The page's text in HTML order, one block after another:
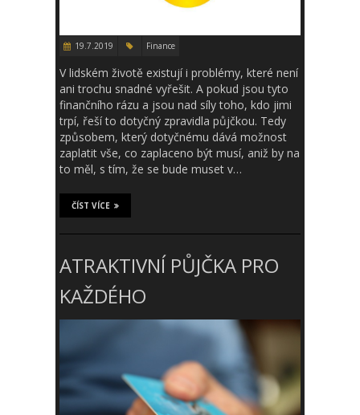
19.7.2019 Finance
V lidském životě existují i problémy, které není
ani trochu snadné vyřešit. A pokud jsou tyto
finančního rázu a jsou nad síly toho, kdo jimi
trpí, řeší to dotyčný zpravidla půjčkou. Tedy
způsobem, který dotyčnému dává možnost
zaplatit vše, co zaplaceno být musí, aniž by na
to měl, s tím, že se bude muset v…
ČÍST VÍCE
ATRAKTIVNÍ PŮJČKA PRO
KAŽDÉHO